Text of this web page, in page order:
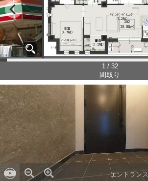
1 / 32
間取り
エントランス